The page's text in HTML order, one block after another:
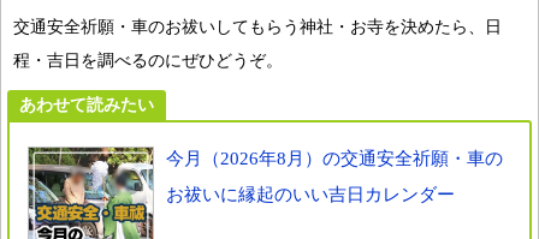
交通安全祈願・車のお祓いしてもらう神社・お寺を決めたら、日
程・吉日を調べるのにぜひどうぞ。
あわせて読みたい
今月（2026年8月）の交通安全祈願・車の
お祓いに縁起のいい吉日カレンダー